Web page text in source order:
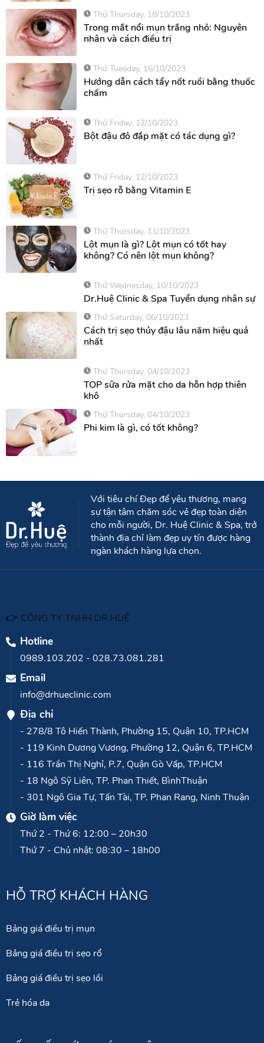
nay
Thứ Thursday, 18/10/2023
nhân và cách điều trị
Thứ Tuesday, 16/10/2023
chấm
Thứ Thursday, 11/10/2023
không? Có nên lột mụn không?
Dr.Huệ Clinic & Spa Tuyển dụng nhân sự
Thứ Saturday, 06/10/2023
nhất
Thứ Thursday, 04/10/2023
TOP sữa rửa mặt cho da hỗn hợp thiên
khô
Với tiêu chí Đẹp để yêu thương, mang
sự tận tâm chăm sóc vẻ đẹp toàn diện
cho mỗi người, Dr. Huệ Clinic & Spa, trở
thành địa chỉ làm đẹp uy tín được hàng
👉 CÔNG TY TNHH DR HUỆ
Hotline
0989.103.202-028.73.081.281
Email
info@drhueclinic.com
Địa chỉ
- 278/8 Tô Hiến Thành, Phường 15, Quận 10, TP.HCM
- 119 Kinh Dương Vương, Phường 12, Quận 6, TP.HCM
- 116 Trần Thị Nghỉ, P.7, Quận Gò Vấp, TP.HCM
- 18 Ngô Sỹ Liên, TP. Phan Thiết, BìnhThuận
- 301 Ngô Gia Tự, Tấn Tài, TP. Phan Rang, Ninh Thuận
Giờ làm việc
Thứ 7 - Chủ nhật: 08:30 – 18h00
HỖ TRỢ KHÁCH HÀNG
Bảng giá điều trị mụn
Bảng giá điều trị sẹo rổ
Trẻ hóa da